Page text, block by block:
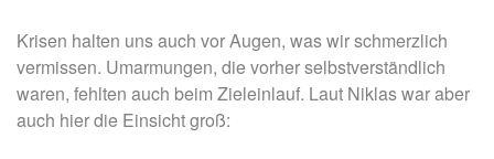
Krisen halten uns auch vor Augen, was wir schmerzlich
vermissen. Umarmungen, die vorher selbstverständlich
waren, fehlten auch beim Zieleinlauf. Laut Niklas war aber
auch hier die Einsicht groß: